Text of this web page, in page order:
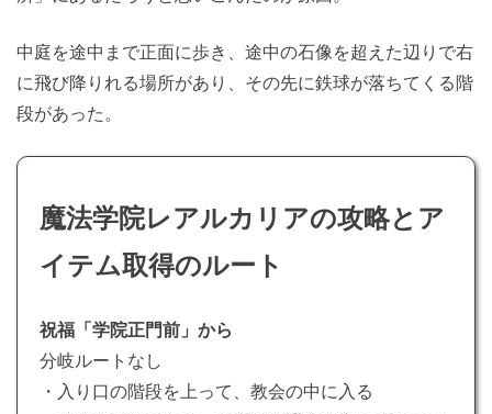
中庭を途中まで正面に歩き、途中の石像を超えた辺りで右
に飛び降りれる場所があり、その先に鉄球が落ちてくる階
段があった。
魔法学院レアルカリアの攻略とア
イテム取得のルート
祝福「学院正門前」から
分岐ルートなし
・入り口の階段を上って、教会の中に入る